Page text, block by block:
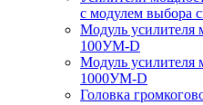
с модулем выбора
Модуль усилителя
100УМ-D
Модуль усилителя
1000УМ-D
Головка